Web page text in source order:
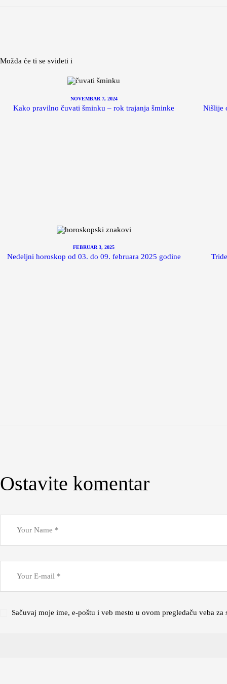
Možda će ti se svideti i
NOVEMBAR 7, 2024
Kako pravilno čuvati šminku – rok trajanja šminke Nišlije
FEBRUAR 3, 2025
Nedeljni horoskop od 03. do 09. februara 2025 godine
Ostavite komentar
Sačuvaj moje ime, e-poštu i veb mesto u ovom pregledaču veba za